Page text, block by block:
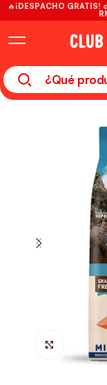
Hacer
🔥¡DESPACHO